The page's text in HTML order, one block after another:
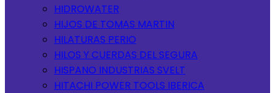
HIDROWATER
HIJOS DE TOMAS MARTIN
HILATURAS PERIO
HILOS Y CUERDAS DEL SEGURA
HISPANO INDUSTRIAS SVELT
HITACHI POWER TOOLS IBERICA